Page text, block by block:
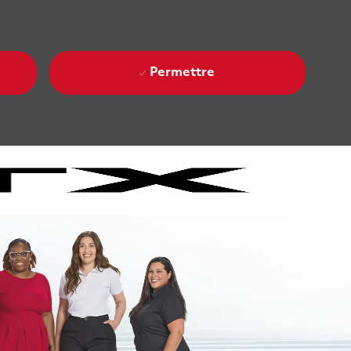
Permettre